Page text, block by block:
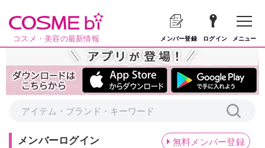
コスメ・美容の最新情報 メンバー登録 ログイン メニュー
メンバーログイン 無料メンバー登録